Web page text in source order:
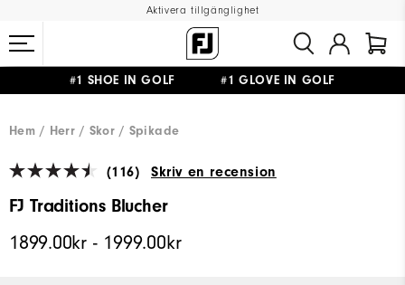
Aktivera tillgänglighet
#1 SHOE IN GOLF #1 GLOVE IN GOLF
Hem
Herr Skor Spikade
(116) Skriv en recension
FJ Traditions Blucher
1899.00kr - 1999.00kr